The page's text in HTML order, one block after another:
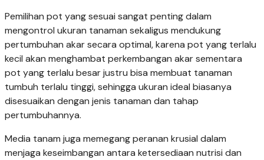
Pemilihan pot yang sesuai sangat penting dalam
mengontrol ukuran tanaman sekaligus mendukung
pertumbuhan akar secara optimal, karena pot yang terlalu
kecil akan menghambat perkembangan akar sementara
pot yang terlalu besar justru bisa membuat tanaman
tumbuh terlalu tinggi, sehingga ukuran ideal biasanya
disesuaikan dengan jenis tanaman dan tahap
pertumbuhannya.
Media tanam juga memegang peranan krusial dalam
menjaga keseimbangan antara ketersediaan nutrisi dan